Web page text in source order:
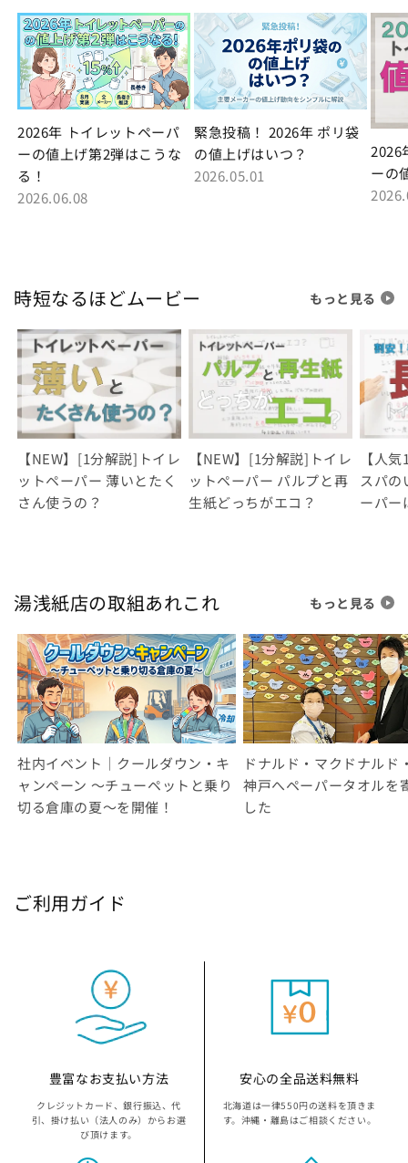
2026年 トイレットペーパ
ーの値上げ第2弾はこうな
る！
2026.06.08
緊急投稿！ 2026年 ポリ袋
の値上げはいつ？
2026.05.01
2026
ーの
時短なるほどムービー もっと見る
【NEW】[1分解説]トイレ
ットペーパー 薄いとたく
さん使うの？
【NEW】[1分解説]トイレ
ットペーパー パルプと再
生紙どっちがエコ？
【人
スパの
ーパー
湯浅紙店の取組あれこれ もっと見る
社内イベント｜クールダウン・キ
ャンペーン ～チューペットと乗り
切る倉庫の夏～を開催！
ドナルド・マクドナルド
神戸へペーパータオルを
した
ご利用ガイド
豊富なお支払い方法
クレジットカード、銀行振込、代
引、掛け払い（法人のみ）からお選
び頂けます。
安心の全品送料無料
北海道は一律550円の送料を頂きま
す。沖縄・離島はご相談ください。